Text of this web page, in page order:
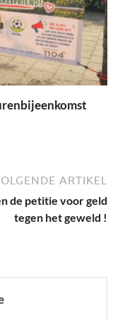
ARTIKEL
de petitie voor geld
tegen het geweld !